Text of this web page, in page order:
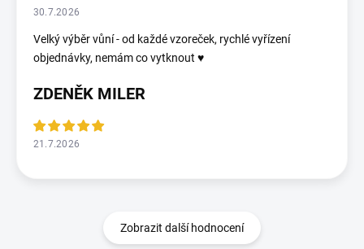
30.7.2026
Velký výběr vůní - od každé vzoreček, rychlé vyřízení
objednávky, nemám co vytknout ♥️
ZDENĚK MILER
21.7.2026
Zobrazit další hodnocení